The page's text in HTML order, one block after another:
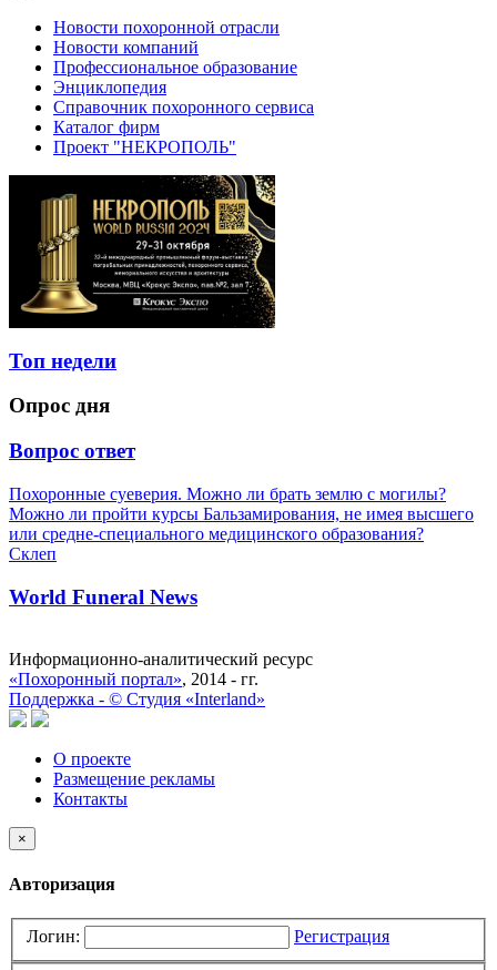
Новости похоронной отрасли
Новости компаний
Профессиональное образование
Энциклопедия
Справочник похоронного сервиса
Каталог фирм
Проект "НЕКРОПОЛЬ"
Топ недели
Опрос дня
Вопрос ответ
Похоронные суеверия. Можно ли брать землю с могилы?
Можно ли пройти курсы Бальзамирования, не имея высшего
или средне-специального медицинского образования?
Склеп
World Funeral News
Информационно-аналитический ресурс
«Похоронный портал», 2014 - гг.
Поддержка - © Cтудия «Interland»
О проекте
Размещение рекламы
Контакты
×
Авторизация
Логин: Регистрация